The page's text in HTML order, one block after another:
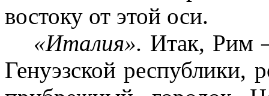
востоку от этой оси.
«Италия». Итак, Рим
Генуэзской республики,